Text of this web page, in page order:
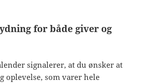
for både giver og
signalerer, at du ønsker at
oplevelse, som varer hele